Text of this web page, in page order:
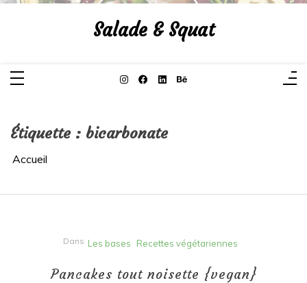
Aller
Salade & Squat
Étiquette : bicarbonate
Accueil
Dans Les bases Recettes végétariennes
Pancakes tout noisette {vegan}